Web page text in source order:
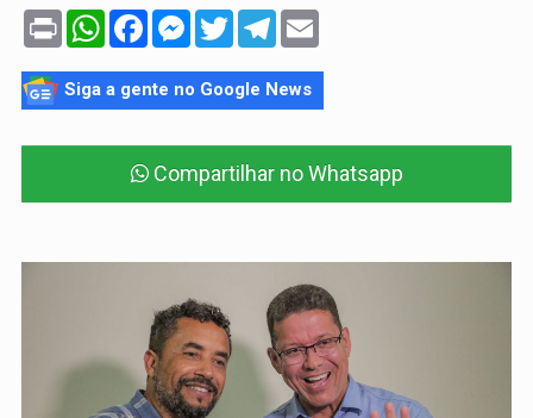
Print WhatsAppFacebookMessenger
TwitterTelegram
Siga a gente no Google News
Compartilhar no Whatsapp